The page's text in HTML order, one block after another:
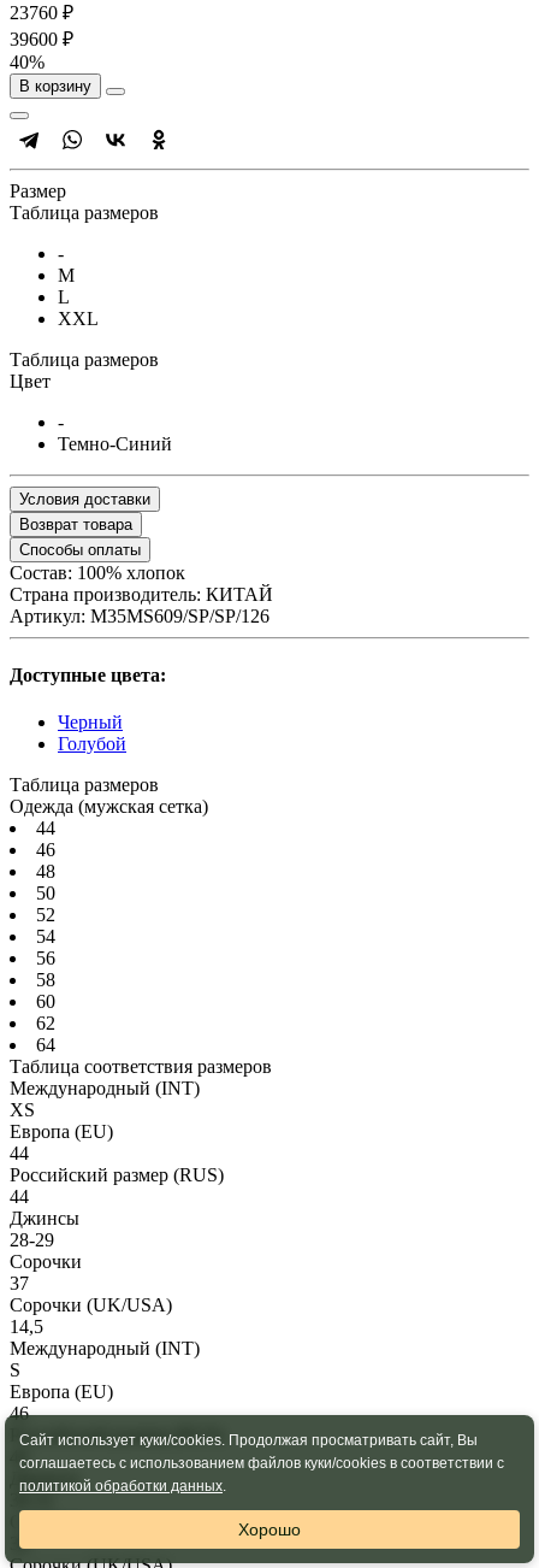
23760 ₽
39600 ₽
40%
В корзину
Размер
Таблица размеров
-
M
L
XXL
Таблица размеров
Цвет
-
Темно-Синий
Условия доставки
Возврат товара
Способы оплаты
Состав: 100% хлопок
Страна производитель: КИТАЙ
Артикул: M35MS609/SP/SP/126
Доступные цвета:
Черный
Голубой
Таблица размеров
Одежда (мужская сетка)
44
46
48
50
52
54
56
58
60
62
64
Таблица соответствия размеров
Международный (INT)
XS
Европа (EU)
44
Российский размер (RUS)
44
Джинсы
28-29
Сорочки
37
Сорочки (UK/USA)
14,5
Международный (INT)
S
Европа (EU)
46
Российский размер(RUS)
46
Джинсы
30-31
38
Сайт использует куки/cookies. Продолжая просматривать сайт, Вы
соглашаетесь с использованием файлов куки/cookies в соответствии с
политикой обработки данных.
Хорошо